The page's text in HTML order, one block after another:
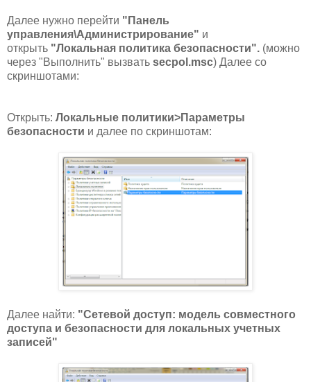
Далее нужно перейти " Панель
управления\Администрирование" и
открыть "Локальная политика безопасности". (можно
через "Выполнить" вызвать secpol.msc) Далее со
скриншотами:
Открыть: Локальные политики>Параметры
безопасности и далее по скриншотам:
Далее найти: "Сетевой доступ: модель совместного
доступа и безопасности для локальных учетных
записей"